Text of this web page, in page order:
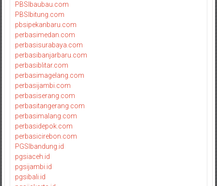
PBSIbaubau.com
PBSIbitung.com
pbsipekanbaru.com
perbasimedan.com
perbasisurabaya.com
perbasibanjarbaru.com
perbasiblitar.com
perbasimagelang.com
perbasijambi.com
perbasiserang.com
perbasitangerang.com
perbasimalang.com
perbasidepok.com
perbasicirebon.com
PGSIbandung.id
pgsiaceh.id
pgsijambi.id
pgsibali.id